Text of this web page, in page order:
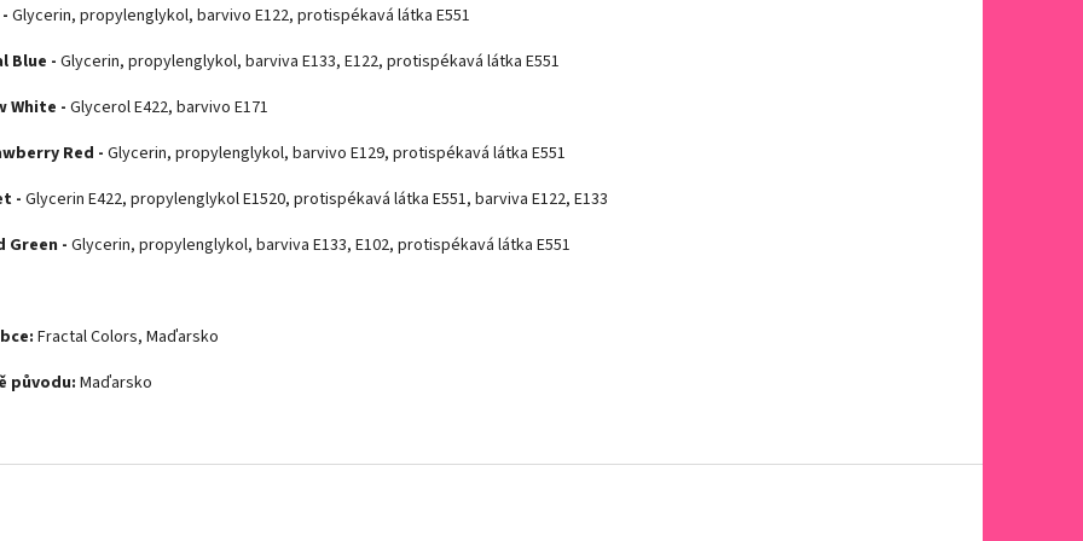
Glycerin, propylenglykol, barvivo E122, protispékavá látka E551
Blue -Glycerin, propylenglykol, barviva E133, E122, protispékavá látka E551
White - Glycerol E422, barvivo E171
Red - Glycerin, propylenglykol, barvivo E129, protispékavá látka E551
- Glycerin E422, propylenglykol E1520, protispékavá látka E551, barviva E122, E133
Green -Glycerin, propylenglykol, barviva E133, E102, protispékavá látka E551
Fractal Colors, Maďarsko
původu:Maďarsko